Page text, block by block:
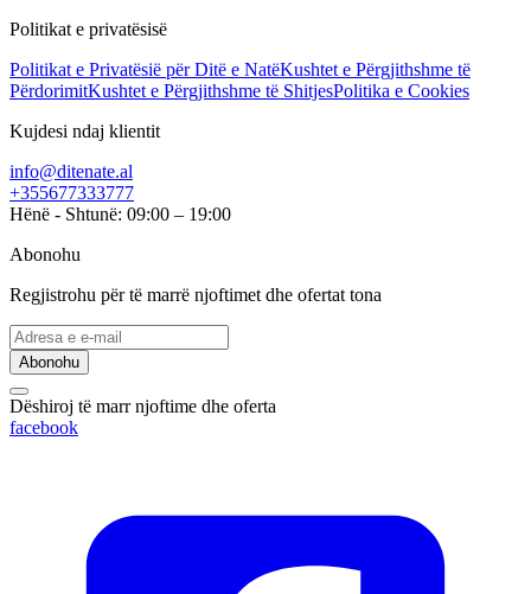
Politikat e privatësisë
Politikat e Privatësië për Ditë e NatëKushtet e Përgjithshme të
PërdorimitKushtet e Përgjithshme të ShitjesPolitika e Cookies
Kujdesi ndaj klientit
info@ditenate.al
+355677333777
Hënë - Shtunë: 09:00 – 19:00
Abonohu
Regjistrohu për të marrë njoftimet dhe ofertat tona
Abonohu
Dëshiroj të marr njoftime dhe oferta
facebook